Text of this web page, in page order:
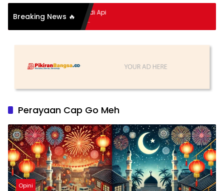
Breaking News 🔥
Hidup Meledak Jadi Api
Tragedi Menteng-
Maling Ayam di Bali
Perayaan Cap Go Meh
Opini